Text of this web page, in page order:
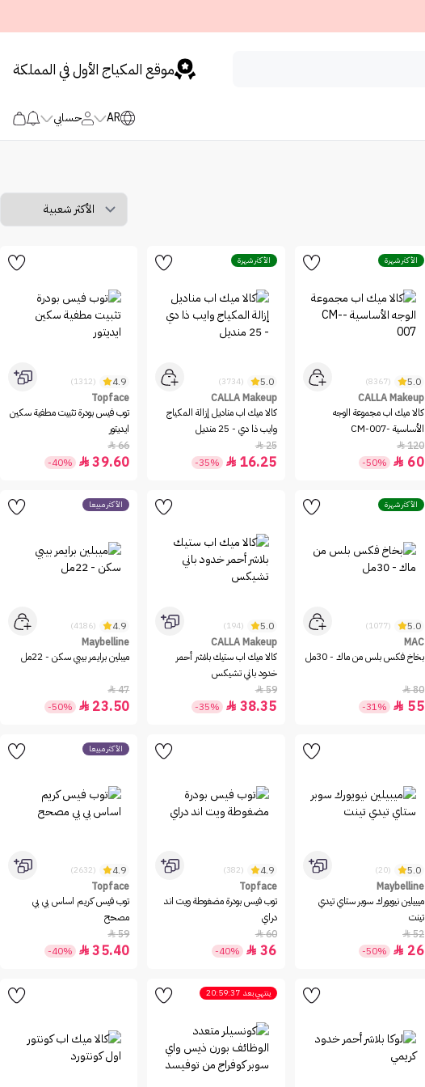
موقع المكياج الأول في المملكة
AR حسابي
الأكثر شهرة
5.0
(8367)
CALLA Makeup
كالا ميك اب مجموعة الوجه
الأساسية -CM-007
120

60

-50%
الأكثر شهرة
5.0
(3734)
CALLA Makeup
كالا ميك اب مناديل إزالة المكياج
وايب ذا دي - 25 منديل
25

16.25

-35%
4.9
(1312)
Topface
توب فيس بودرة تثبيت مطفية سكين
ايديتور
66

39.60

-40%
الأكثر شهرة
5.0
(1077)
MAC
بخاخ فكس بلس من ماك - 30مل
80

55

-31%
5.0
(194)
CALLA Makeup
كالا ميك اب ستيك بلاشر أحمر
خدود باني تشيكس
59

38.35

-35%
الأكثر مبيعاً
4.9
(4186)
Maybelline
ميبلين برايمر بيبي سكن - 22مل
47

23.50

-50%
5.0
(20)
Maybelline
ميبيلين نيويورك سوبر ستاي تيدي
تينت
52

26

-50%
4.9
(382)
Topface
توب فيس بودرة مضغوطة ويت اند
دراي
60

36

-40%
الأكثر مبيعاً
4.9
(2632)
Topface
توب فيس كريم اساس بي بي
مصحح
59

35.40

-40%
ينتهي بعد 20:59:37